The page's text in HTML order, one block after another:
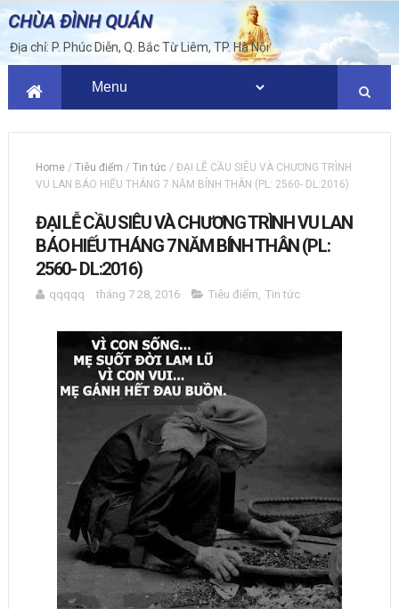
CHÙA ĐÌNH QUÁN
Địa chỉ: P. Phúc Diễn, Q. Bắc Từ Liêm, TP. Hà Nội
Home / Tiêu điểm / Tin tức / ĐẠI LỄ CẦU SIÊU VÀ CHƯƠNG TRÌNH
VU LAN BÁO HIẾU THÁNG 7 NĂM BÍNH THÂN (PL: 2560- DL:2016)
ĐẠI LỄ CẦU SIÊU VÀ CHƯƠNG TRÌNH VU LAN
BÁO HIẾU THÁNG 7 NĂM BÍNH THÂN (PL:
2560- DL:2016)
qqqqq tháng 7 28, 2016 Tiêu điểm, Tin tức